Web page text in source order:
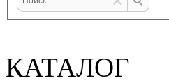
КАТАЛОГ